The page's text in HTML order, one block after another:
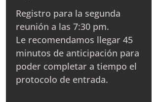
Registro para la segunda
reunión a las 7:30 pm.
Le recomendamos llegar 45
minutos de anticipación para
poder completar a tiempo el
protocolo de entrada.